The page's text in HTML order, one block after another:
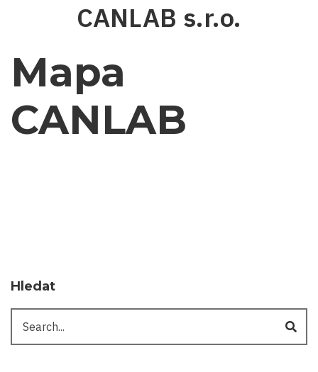
CANLAB s.r.o.
Mapa
CANLAB
Hledat